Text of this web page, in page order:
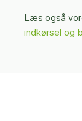
Læs også
indkørsel og